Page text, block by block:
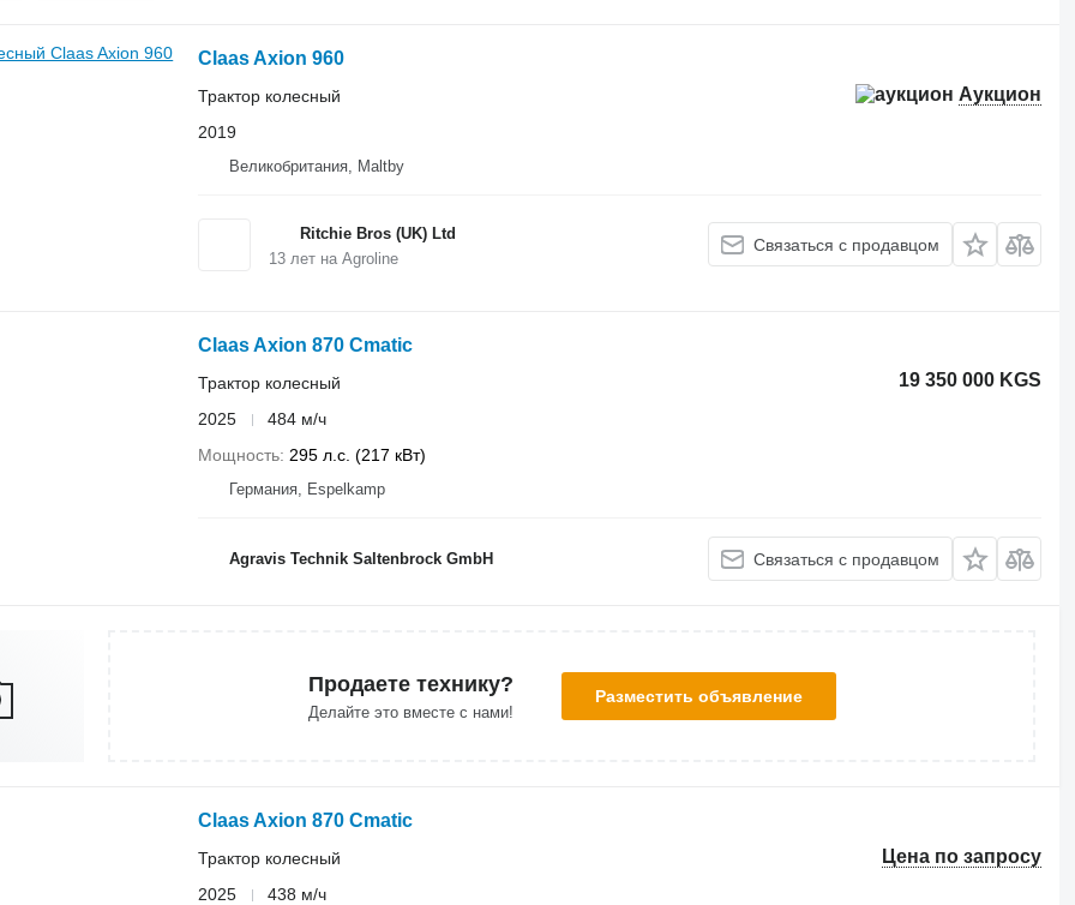
Claas Axion 960
Аукцион
Трактор колесный
2019
Великобритания, Maltby
Ritchie Bros (UK) Ltd
13лет на Agroline
Связаться с продавцом
Claas Axion 870 Cmatic
19 350 000 KGS
Трактор колесный
2025
484 м/ч
Мощность 295 л.с. (217 кВт)
Германия, Espelkamp
Agravis Technik Saltenbrock GmbH Связаться с продавцом
Продаете технику?
Делайте это вместе с нами!
Разместить объявление
Claas Axion 870 Cmatic
Цена по запросу
Трактор колесный
2025
438 м/ч